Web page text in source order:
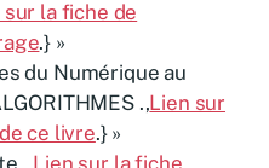
sur la fiche de
.} »
du Numérique au
.,Lien sur
ce livre.} »
., Lien sur la fiche